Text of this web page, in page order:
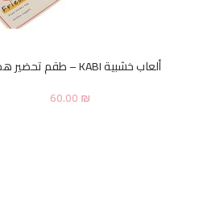
ألعاب خشبية KABI – طقم تحضير همبرغر
60.00₪